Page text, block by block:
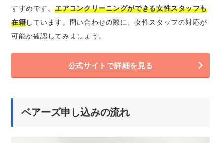
すすめです。エアコンクリーニングができる女性スタッフも
在籍しています。問い合わせの際に、女性スタッフの対応が
可能か確認してみましょう。
公式サイトで詳細を見る
ベアーズ申し込みの流れ